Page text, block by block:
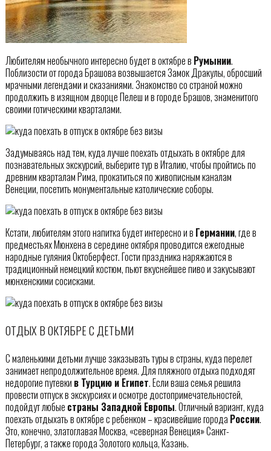
Любителям необычного интересно будет в октябре в Румынии.
Поблизости от города Брашова возвышается Замок Дракулы, обросший
мрачными легендами и сказаниями. Знакомство со страной можно
продолжить в изящном дворце Пелеш и в городе Брашов, знаменитого
своими готическими кварталами.
Задумываясь над тем, куда лучше поехать отдыхать в октябре для
познавательных экскурсий, выберите тур в Италию, чтобы пройтись по
древним кварталам Рима, прокатиться по живописным каналам
Венеции, посетить монументальные католические соборы.
Кстати, любителям этого напитка будет интересно и в Германии, где в
предместьях Мюнхена в середине октября проводится ежегодные
народные гуляния Октоберфест. Гости праздника наряжаются в
традиционный немецкий костюм, пьют вкуснейшее пиво и закусывают
мюнхенскими сосисками.
ОТДЫХ В ОКТЯБРЕ С ДЕТЬМИ
С маленькими детьми лучше заказывать туры в страны, куда перелет
занимает непродолжительное время. Для пляжного отдыха подходят
недорогие путевки в Турцию и Египет. Если ваша семья решила
провести отпуск в экскурсиях и осмотре достопримечательностей,
подойдут любые страны Западной Европы. Отличный вариант, куда
поехать отдыхать в октябре с ребенком – красивейшие города России.
Это, конечно, златоглавая Москва, «северная Венеция» Санкт-
Петербург, а также города Золотого кольца, Казань.